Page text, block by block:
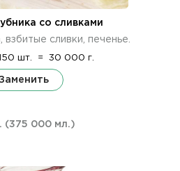
со сливками
взбитые сливки, печенье.
шт. = 30 000 г.
(375 000 мл.)